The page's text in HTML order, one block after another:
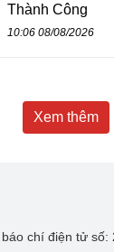
Thành Công
10:06 08/08/2026
Xem thêm
chí điện tử số: